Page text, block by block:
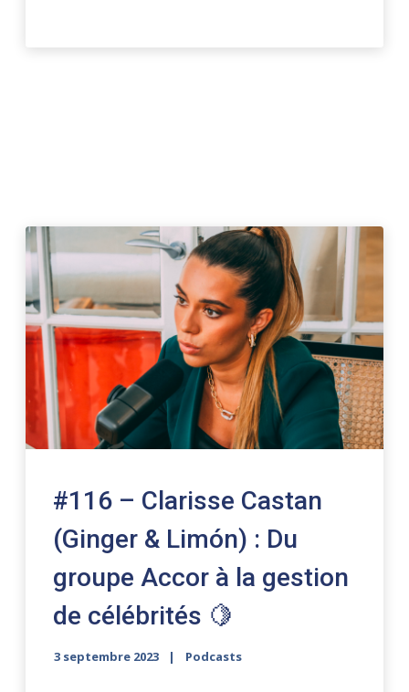
#116 – Clarisse Castan
(Ginger & Limón) : Du
groupe Accor à la gestion
de célébrités 🍋
3 septembre 2023 Podcasts